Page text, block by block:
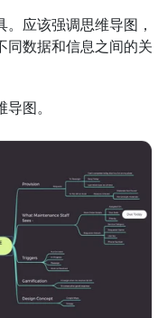
应该强调思维导图，
同数据和信息之间的关
图。